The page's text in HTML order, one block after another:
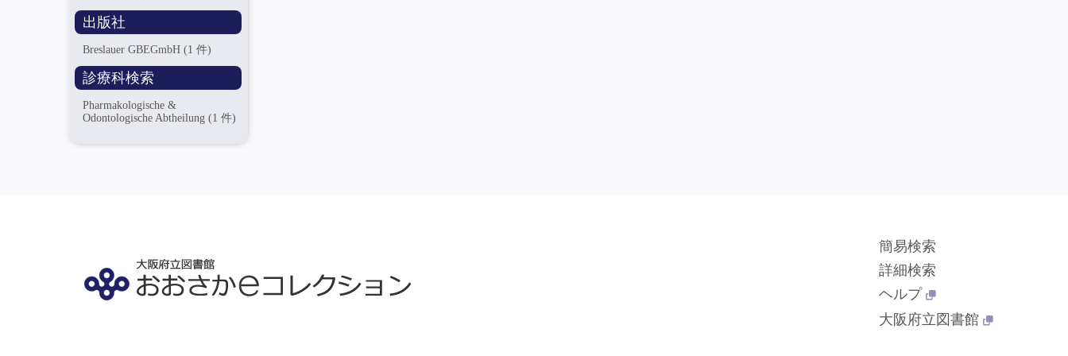
出版社
Breslauer GBEGmbH(1 件)
診療科検索
Pharmakologische &
Odontologische Abtheilung(1 件)
簡易検索
詳細検索
ヘルプ
大阪府立図書館